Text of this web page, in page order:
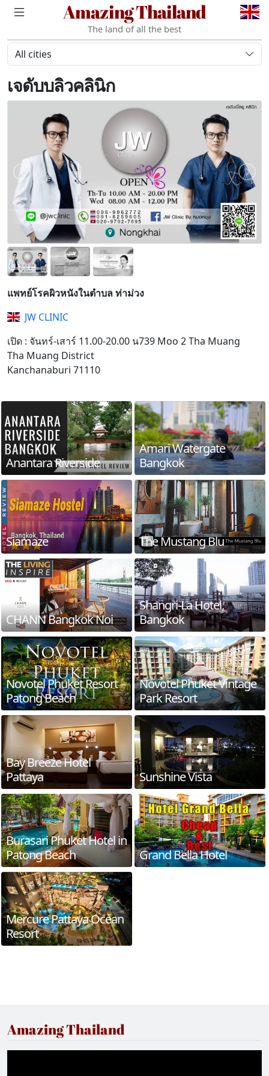
Amazing Thailand
The land of all the best
All cities
เจดับบลิวคลินิก
แพทย์โรคผิวหนังในตำบล ท่าม่วง
JW CLINIC
เปิด : จันทร์-เสาร์ 11.00-20.00 น739 Moo 2 Tha Muang
Tha Muang District
Kanchanaburi 71110
Anantara Riverside
Amari Watergate
Bangkok
Siamaze The Mustang Blu
CHANN Bangkok Noi
Shangri-La Hotel,
Bangkok
Novotel Phuket Resort –
Patong Beach
Novotel Phuket Vintage
Park Resort
Bay Breeze Hotel
Pattaya
Sunshine Vista
Burasari Phuket Hotel in
Patong Beach
Grand Bella Hotel
Mercure Pattaya Ocean
Resort
Amazing Thailand